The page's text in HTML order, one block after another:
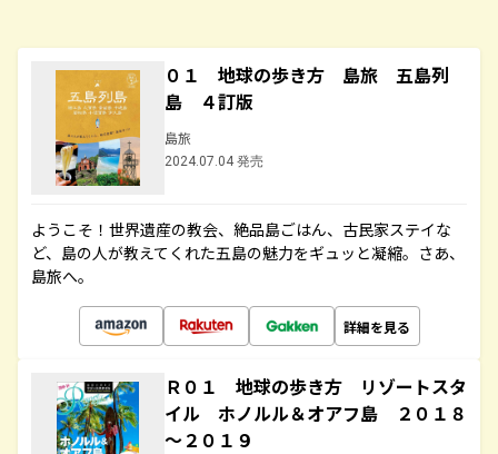
０１ 地球の歩き方 島旅 五島列
島 ４訂版
島旅
2024.07.04 発売
ようこそ！世界遺産の教会、絶品島ごはん、古民家ステイな
ど、島の人が教えてくれた五島の魅力をギュッと凝縮。さあ、
島旅へ。
詳細を見る
Ｒ０１ 地球の歩き方 リゾートスタ
イル ホノルル＆オアフ島 ２０１８
～２０１９